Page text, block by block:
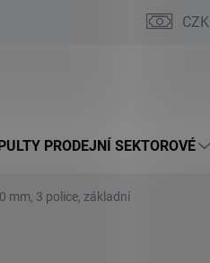
CZK
PRODEJNÍ SEKTOROVÉ
mm, 3 police, základní